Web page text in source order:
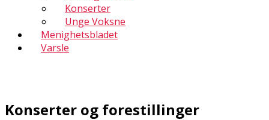
Konserter
Unge Voksne
Menighetsbladet
Varsle
Konserter og forestillinger